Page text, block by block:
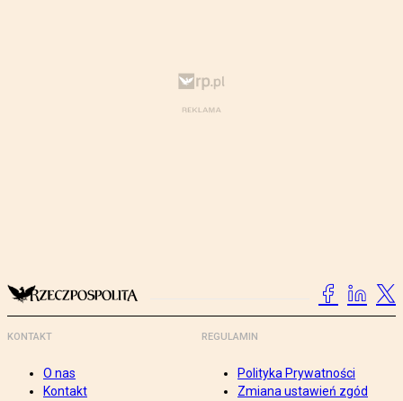
KONTAKT
O nas
Kontakt
REGULAMIN
Polityka Prywatności
Zmiana ustawień zgód